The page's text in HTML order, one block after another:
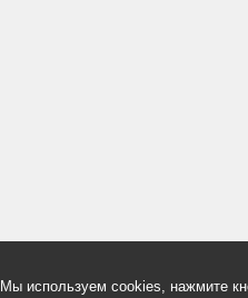
Мы используем cookies, нажмите